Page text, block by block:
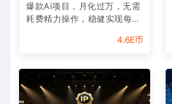
爆款Ai项目，月化过万，无需
耗费精力操作，稳健实现每月
4.6E币